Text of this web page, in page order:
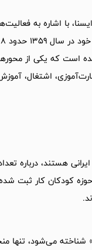
است که یکی از
اشتغال،
کم 50 درصد کودکان کار ایرانی
شناخته می‌شود، تنها